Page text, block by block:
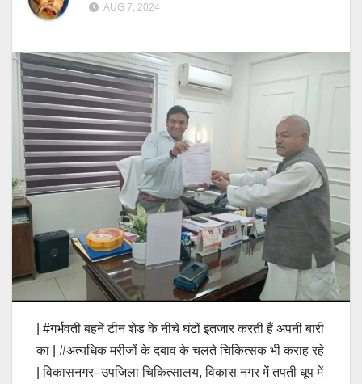
AUG 7, 2024
| #गर्भवती बहनें टीन शेड के नीचे घंटों इंतजार करती हैं अपनी बारी
का | #अत्यधिक मरीजों के दबाव के चलते चिकित्सक भी कराह रहे
| विकासनगर- उपजिला चिकित्सालय, विकास नगर में तपती धूप में